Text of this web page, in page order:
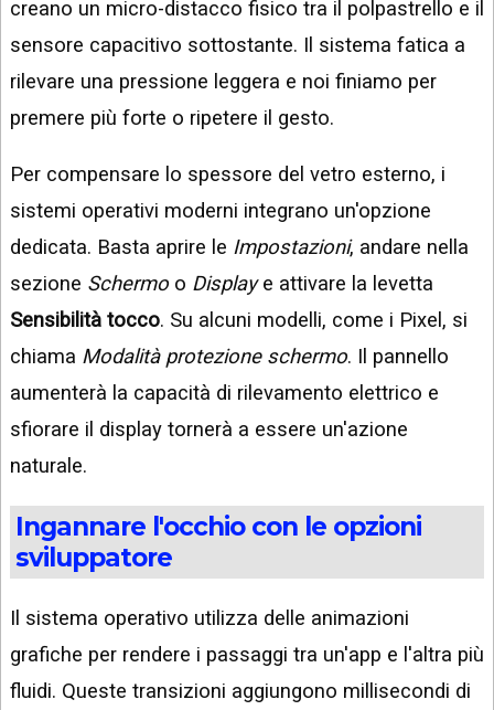
creano un micro-distacco fisico tra il polpastrello e il
sensore capacitivo sottostante. Il sistema fatica a
rilevare una pressione leggera e noi finiamo per
premere più forte o ripetere il gesto.
Per compensare lo spessore del vetro esterno, i
sistemi operativi moderni integrano un'opzione
dedicata. Basta aprire le Impostazioni, andare nella
sezione Schermoo Displaye attivare la levetta
Sensibilità tocco. Su alcuni modelli, come i Pixel, si
chiama Modalità protezione schermo. Il pannello
aumenterà la capacità di rilevamento elettrico e
sfiorare il display tornerà a essere un'azione
naturale.
Ingannare l'occhio con le opzioni
sviluppatore
Il sistema operativo utilizza delle animazioni
grafiche per rendere i passaggi tra un'app e l'altra più
fluidi. Queste transizioni aggiungono millisecondi di